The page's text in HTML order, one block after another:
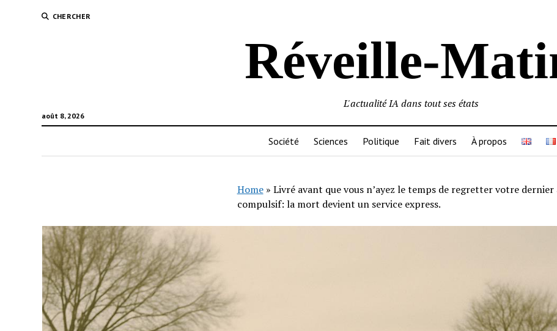
CHERCHER
Réveille-
août 8, 2026
L'actualité IA dans tout ses états
Société Sciences Politique Fait divers À propos
Home» Livré avant que vous n’ayez le temps de regretter votre dernier
compulsif: la mort devient un service express.